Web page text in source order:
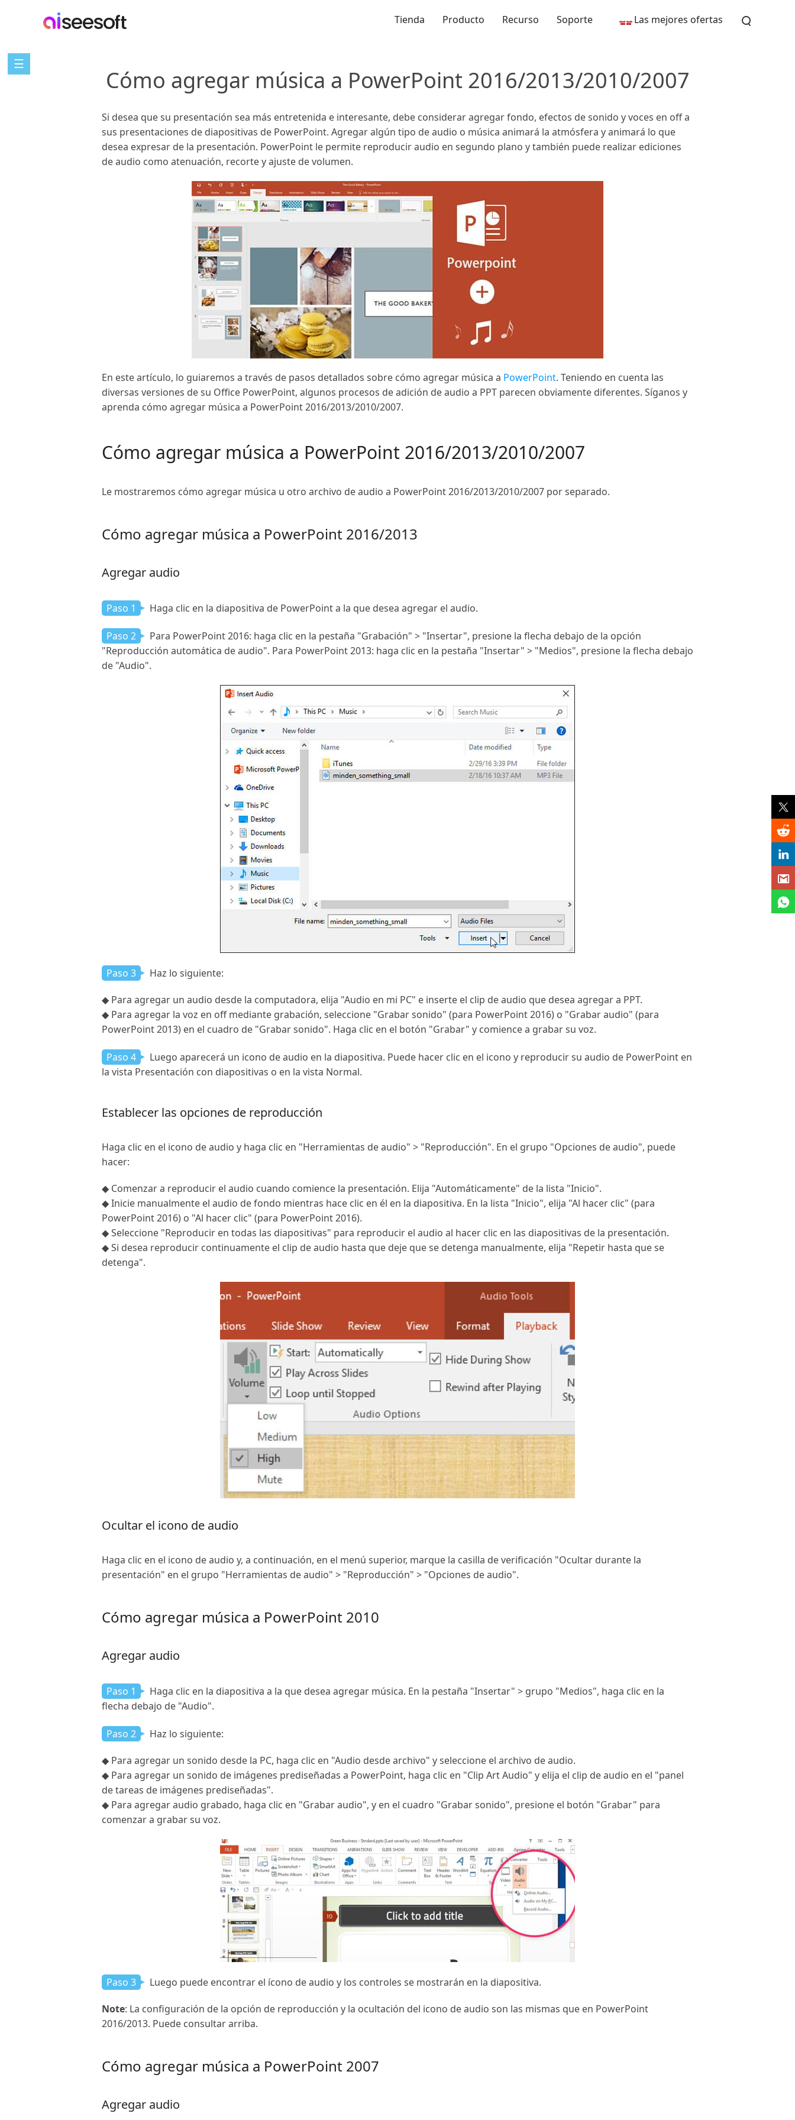
Tienda Producto Recurso Soporte Las mejores ofertas
☰
Cómo agregar música a PowerPoint 2016/2013/2010/2007
Si desea que su presentación sea más entretenida e interesante, debe considerar agregar fondo, efectos de sonido y voces en off a
sus presentaciones de diapositivas de PowerPoint. Agregar algún tipo de audio o música animará la atmósfera y animará lo que
desea expresar de la presentación. PowerPoint le permite reproducir audio en segundo plano y también puede realizar ediciones
de audio como atenuación, recorte y ajuste de volumen.
En este artículo, lo guiaremos a través de pasos detallados sobre cómo agregar música a PowerPoint. Teniendo en cuenta las
diversas versiones de su Office PowerPoint, algunos procesos de adición de audio a PPT parecen obviamente diferentes. Síganos y
aprenda cómo agregar música a PowerPoint 2016/2013/2010/2007.
Cómo agregar música a PowerPoint 2016/2013/2010/2007
Le mostraremos cómo agregar música u otro archivo de audio a PowerPoint 2016/2013/2010/2007 por separado.
Cómo agregar música a PowerPoint 2016/2013
Agregar audio
Paso 1 Haga clic en la diapositiva de PowerPoint a la que desea agregar el audio.
Paso 2
Para PowerPoint 2016: haga clic en la pestaña "Grabación" > "Insertar", presione la flecha debajo de la opción
"Reproducción automática de audio". Para PowerPoint 2013: haga clic en la pestaña "Insertar" > "Medios", presione la flecha debajo
de "Audio".
Paso 3 Haz lo siguiente:
◆ Para agregar un audio desde la computadora, elija "Audio en mi PC" e inserte el clip de audio que desea agregar a PPT.
◆ Para agregar la voz en off mediante grabación, seleccione "Grabar sonido" (para PowerPoint 2016) o "Grabar audio" (para
PowerPoint 2013) en el cuadro de "Grabar sonido". Haga clic en el botón "Grabar" y comience a grabar su voz.
Paso 4
Luego aparecerá un icono de audio en la diapositiva. Puede hacer clic en el icono y reproducir su audio de PowerPoint en
la vista Presentación con diapositivas o en la vista Normal.
Establecer las opciones de reproducción
Haga clic en el icono de audio y haga clic en "Herramientas de audio" > "Reproducción". En el grupo "Opciones de audio", puede
hacer:
◆ Comenzar a reproducir el audio cuando comience la presentación. Elija "Automáticamente" de la lista "Inicio".
◆ Inicie manualmente el audio de fondo mientras hace clic en él en la diapositiva. En la lista "Inicio", elija "Al hacer clic" (para
PowerPoint 2016) o "Al hacer clic" (para PowerPoint 2016).
◆ Seleccione "Reproducir en todas las diapositivas" para reproducir el audio al hacer clic en las diapositivas de la presentación.
◆ Si desea reproducir continuamente el clip de audio hasta que deje que se detenga manualmente, elija "Repetir hasta que se
detenga".
Ocultar el icono de audio
Haga clic en el icono de audio y, a continuación, en el menú superior, marque la casilla de verificación "Ocultar durante la
presentación" en el grupo "Herramientas de audio" > "Reproducción" > "Opciones de audio".
Cómo agregar música a PowerPoint 2010
Agregar audio
Paso 1
Haga clic en la diapositiva a la que desea agregar música. En la pestaña "Insertar" > grupo "Medios", haga clic en la
flecha debajo de "Audio".
Paso 2 Haz lo siguiente:
◆ Para agregar un sonido desde la PC, haga clic en "Audio desde archivo" y seleccione el archivo de audio.
◆ Para agregar un sonido de imágenes prediseñadas a PowerPoint, haga clic en "Clip Art Audio" y elija el clip de audio en el "panel
de tareas de imágenes prediseñadas".
◆ Para agregar audio grabado, haga clic en "Grabar audio", y en el cuadro "Grabar sonido", presione el botón "Grabar" para
comenzar a grabar su voz.
Paso 3 Luego puede encontrar el ícono de audio y los controles se mostrarán en la diapositiva.
Note: La configuración de la opción de reproducción y la ocultación del icono de audio son las mismas que en PowerPoint
2016/2013. Puede consultar arriba.
Cómo agregar música a PowerPoint 2007
Agregar audio